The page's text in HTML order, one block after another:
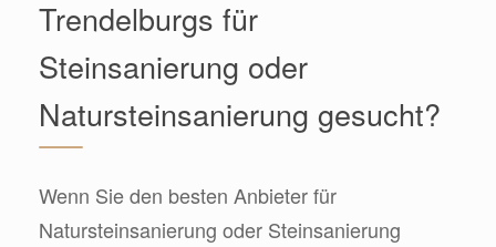
Trendelburgs für
Steinsanierung oder
Natursteinsanierung gesucht?
Wenn Sie den besten Anbieter für
Natursteinsanierung oder Steinsanierung